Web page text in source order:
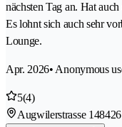
nächsten Tag an. Hat
Es lohnt sich auch sehr
Lounge.
Apr. 2026• Anonymous
5(4)
Augwilerstrasse 14